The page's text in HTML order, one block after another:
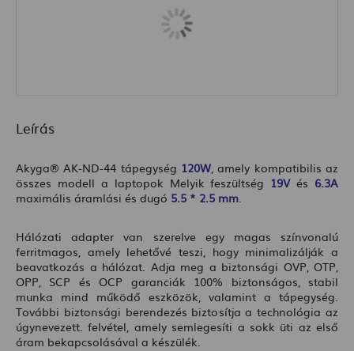
Leírás
Akyga® AK-ND-44 tápegység 120W , amely kompatibilis az
összes modell a laptopok Melyik feszültség 19V és 6.3A
maximális áramlási és dugó 5.5 * 2.5 mm
Hálózati adapter van szerelve egy magas színvonalú
ferritmagos, amely lehetővé teszi, hogy minimalizálják a
beavatkozás a hálózat. Adja meg a biztonsági OVP, OTP,
OPP, SCP és OCP garanciák 100% biztonságos, stabil
munka mind működő eszközök, valamint a tápegység.
További biztonsági berendezés biztosítja a technológia az
úgynevezett. felvétel, amely semlegesíti a sokk üti az első
áram bekapcsolásával a készülék.